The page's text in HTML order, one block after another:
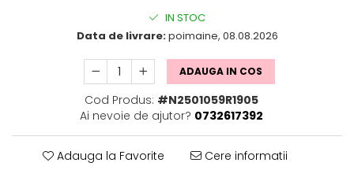
IN STOC
Data de livrare:poimaine, 08.08.2026
ADAUGA IN COS
Cod Produs: #N2501059R1905
Ai nevoie de ajutor? 0732617392
Adauga la Favorite Cere informatii